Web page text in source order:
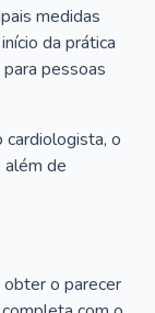
medidas
da prática
pessoas
cardiologista, o
além de
obter o parecer